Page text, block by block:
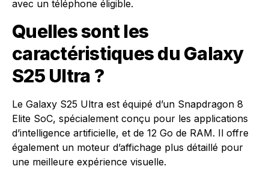
avec un téléphone éligible.
Quelles sont les
caractéristiques du Galaxy
S25 Ultra ?
Le Galaxy S25 Ultra est équipé d’un Snapdragon 8
Elite SoC, spécialement conçu pour les applications
d’intelligence artificielle, et de 12 Go de RAM. Il offre
également un moteur d’affichage plus détaillé pour
une meilleure expérience visuelle.